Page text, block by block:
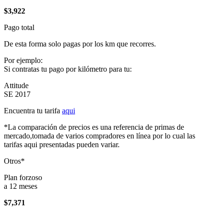
$3,922
Pago total
De esta forma solo pagas por los km que recorres.
Por ejemplo:
Si contratas tu pago por kilómetro para tu:
Attitude
SE 2017
Encuentra tu tarifa aqui
*La comparación de precios es una referencia de primas de
mercado,tomada de varios compradores en línea por lo cual las
tarifas aqui presentadas pueden variar.
Otros*
Plan forzoso
a 12 meses
$7,371